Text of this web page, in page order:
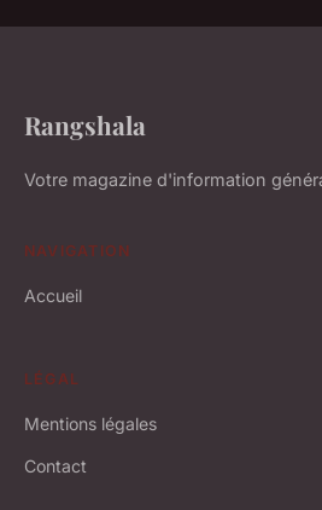
Rangshala
Votre magazine d'information
NAVIGATION
Accueil
LÉGAL
Mentions légales
Contact